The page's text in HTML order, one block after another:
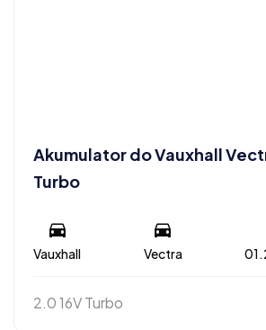
Akumulator do Vauxhall
Turbo
Vauxhall Vectra
2.0 16V Turbo